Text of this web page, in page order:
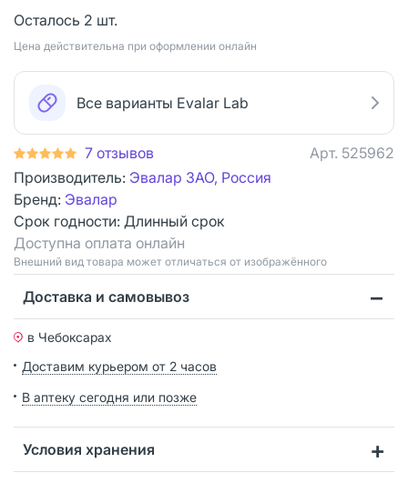
Осталось 2 шт.
Цена действительна при оформлении онлайн
Все варианты Evalar Lab
7 отзывов Арт. 525962
Производитель: Эвалар ЗАО, Россия
Бренд: Эвалар
Срок годности: Длинный срок
Доступна оплата онлайн
Bнешний вид товара может отличаться от изображённого
Доставка и самовывоз
в Чебоксарах
Доставим курьером от 2 часов
В аптеку сегодня или позже
Условия хранения